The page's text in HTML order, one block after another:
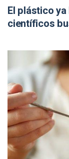
El plástico
científicos